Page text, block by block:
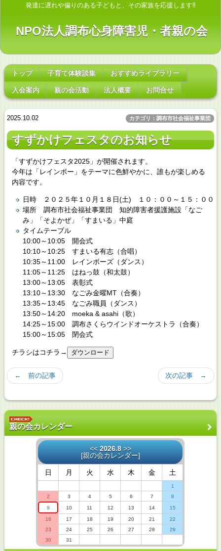
発達に遅れや偏りのある子どもと、その家族を応援します‼
NPO法人調布心身障害児・者親の会
トップ 子育て体験談集 おすすめライブラリー
入会案内 親の会活動 法人概要 お問合せ
2025.10.02 カテゴリ：調布市社会福祉事業団
すずかけフェスタのお知らせ
「すずかけフェスタ2025」が開催されます。
今年は「レインボー」をテーマに色鮮やかに、誰もが楽しめる
内容です。
日時 ２０２５年１０月１８日(土) １０：００～１５：００
場所 調布市社会福祉事業団 知的障害者援護施設「なご
み」「そよかぜ」「すまいる」中庭
タイムテーブル
10:00～10:05 開会式
10:10～10:25 すまいる有志（合唱）
10:35～11:00 レインボーズ（ダンス）
11:05～11:25 はねっ鼓（和太鼓）
13:00～13:05 表彰式
13:10～13:30 なごみ金曜MT（合奏）
13:35～13:45 なごみ職員（ダンス）
13:50～14:20 moeka & asahi（歌）
14:25～15:00 調布さくらウインドオーケストラ（合奏）
15:00～15:05 閉会式
チラシはコチラ→
次の記事 →
← 前の記事
親の会カレンダー
<< 2026.8 >>
[親の会カレンダー]
日 月 火 水 木 金 土
1
2
3 4 5 6 7 8
9 10 11 12 13 14 15
16 17 18 19 20 21
22
23
24 25 26 27 28
29
30
31